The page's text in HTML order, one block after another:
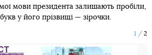
мови президента залишають пробіли,
у його прізвищі — зірочки.
1 2